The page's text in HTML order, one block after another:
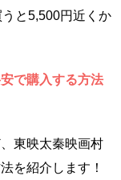
と5,500円近くか
で購入する方法
東映太秦映画村
を紹介します！